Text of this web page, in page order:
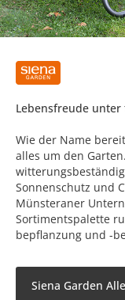
Lebensfreude
Wie der Name
alles um den
Sonnenschutz und
Münsteraner
Sortimentspalette
bepflanzung und -
Siena Garden